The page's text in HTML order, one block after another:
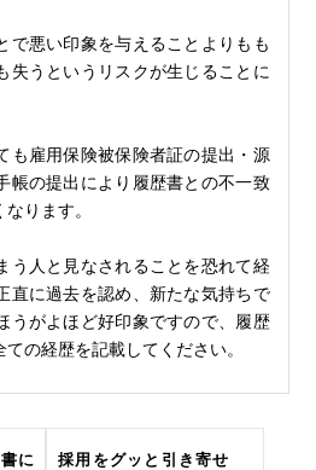
で悪い印象を与えることよりもも
失うというリスクが生じることに
も雇用保険被保険者証の提出・源
帳の提出により履歴書との不一致
ります。
う人と見なされることを恐れて経
直に過去を認め、新たな気持ちで
うがよほど好印象ですので、履歴
の経歴を記載してください。
に 採用をグッと引き寄せ